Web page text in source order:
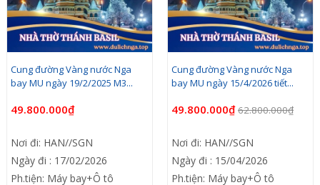
Cung đường Vàng nước Nga
bay MU ngày 19/2/2025 M3...
49.800.000₫
Nơi đi: HAN//SGN
Ngày đi : 17/02/2026
Ph.tiện: Máy bay+Ô tô
Cung đường Vàng nước Nga
bay MU ngày 15/4/2026 tiết...
49.800.000₫62.800.000₫
Nơi đi: HAN//SGN
Ngày đi : 15/04/2026
Ph.tiện: Máy bay+Ô tô